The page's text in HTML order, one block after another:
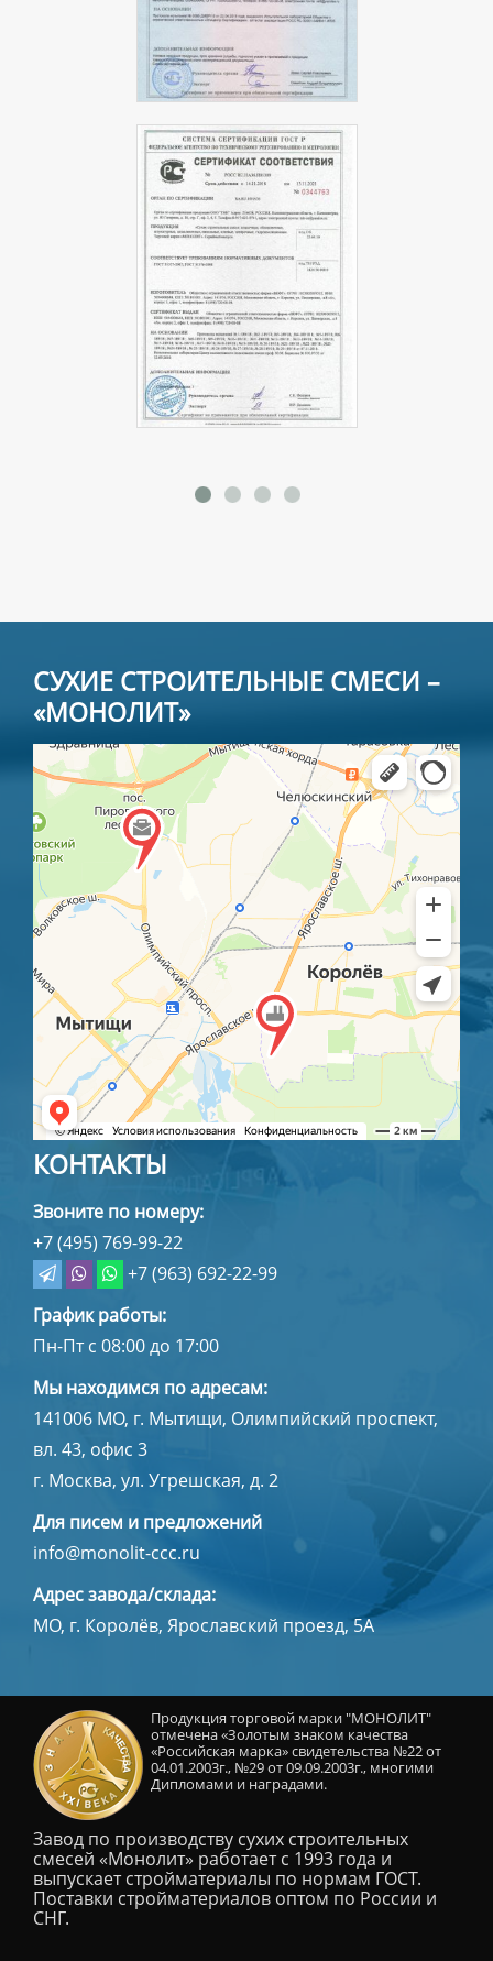
СУХИЕ СТРОИТЕЛЬНЫЕ СМЕСИ –
«МОНОЛИТ»
КОНТАКТЫ
Звоните по номеру:
+7 (495) 769-99-22
+7 (963) 692-22-99
График работы:
Пн-Пт с 08:00 до 17:00
Мы находимся по адресам:
141006 МО, г. Мытищи, Олимпийский проспект,
вл. 43, офис 3
г. Москва, ул. Угрешская, д. 2
Для писем и предложений
info@monolit-ccc.ru
Адрес завода/склада:
МО, г. Королёв, Ярославский проезд, 5А
Продукция торговой марки "МОНОЛИТ"
отмечена «Золотым знаком качества
«Российская марка» свидетельства №22 от
04.01.2003г., №29 от 09.09.2003г., многими
Дипломами и наградами.
Завод по производству сухих строительных
смесей «Монолит» работает с 1993 года и
выпускает стройматериалы по нормам ГОСТ.
Поставки стройматериалов оптом по России и
СНГ.